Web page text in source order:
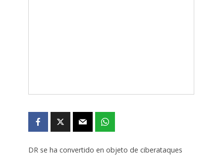
DR se ha convertido en objeto de ciberataques